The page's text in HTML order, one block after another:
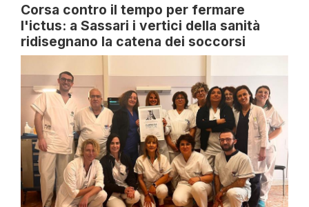
Corsa contro il tempo per fermare
l'ictus: a Sassari i vertici della sanità
ridisegnano la catena dei soccorsi